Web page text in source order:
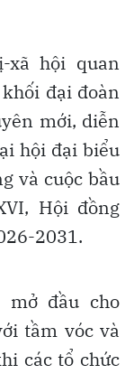
hội quan
đại đoàn
mới, diễn
hội đại biểu
và cuộc bầu
Hội đồng
2031.
đầu cho
tầm vóc và
các tổ chức